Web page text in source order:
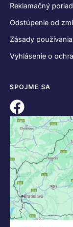
KONTAKT
+421 55 622 23 18
+421 907 919 608
legacik@legacik.sk
Legáčik s.r.o
Hrnčiarska 2/A
04001 Košice